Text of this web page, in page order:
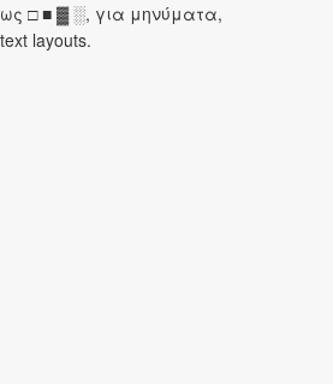
□ ■ ▓ ░, για μηνύματα,
layouts.